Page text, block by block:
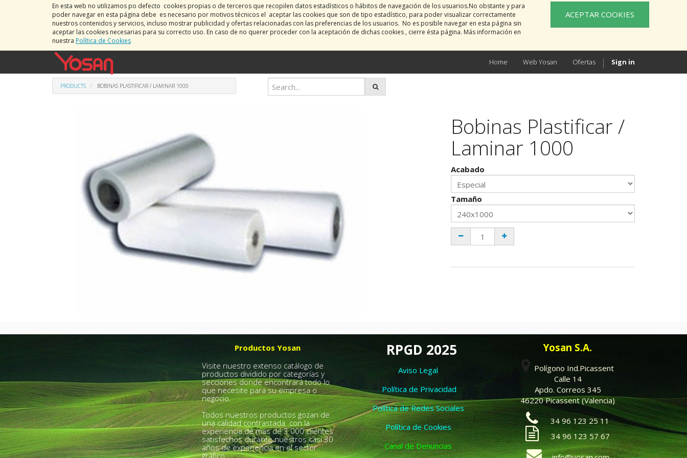
En esta web no utilizamos po defecto cookies propias o de terceros que recopilen datos estadísticos o hábitos de navegación de los usuarios.No obstante y para
poder navegar en esta página debe es necesario por motivos técnicos el aceptar las cookies que son de tipo estadístico, para poder visualizar correctamente
nuestros contenidos y servicios, incluso mostrar publicidad y ofertas relacionadas con las preferencias de los usuarios. No es posible navegar en esta página sin
aceptar las cookies necesarias para su correcto uso. En caso de no querer proceder con la aceptación de dichas cookies , cierre ésta página. Más información en
nuestra Política de Cookies
ACEPTAR COOKIES
Home Web Yosan Ofertas Sign in
PRODUCTS BOBINAS PLASTIFICAR / LAMINAR 1000
Bobinas Plastificar /
Laminar 1000
Acabado
Tamaño
Productos Yosan
Visite nuestro extenso catálogo de
productos dividido por categorías y
secciones donde encontrará todo lo
que necesite para su empresa o
negocio.
Todos nuestros productos gozan de
una calidad contrastada con la
experiencia de más de 3.000 clientes
satisfechos durante nuestros casi 30
años de experiencia en el sector
gráfico.
RPGD 2025
Aviso Legal
Política de Privacidad
Política de Redes Sociales
Política de Cookies
Canal de Denuncias
Yosan S.A.
Polígono Ind.Picassent
Calle 14
Apdo. Correos 345
46220 Picassent (Valencia)
34 96 123 25 11
34 96 123 57 67